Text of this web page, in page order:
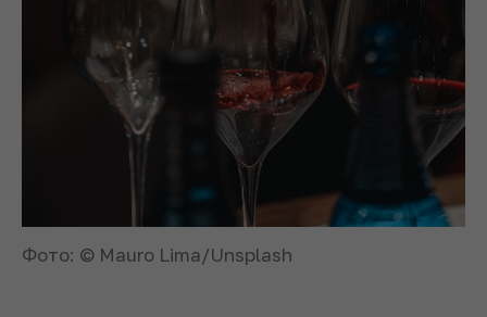
Фото: © Mauro Lima/Unsplash